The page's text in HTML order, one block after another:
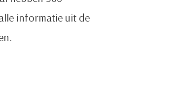
informatie uit de